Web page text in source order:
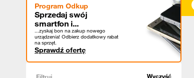
Program Odkup
Sprzedaj swój
smartfon i...
...zyskaj bon na zakup nowego
urządzenia! Odbierz dodatkowy rabat
na sprzęt.
Sprawdź ofertę
Filtruj Wyczyść